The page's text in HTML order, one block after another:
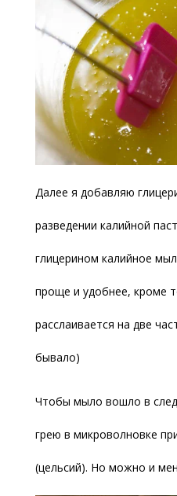
Далее я добавляю
разведении калийной
глицерином калийное
проще и удобнее, кроме
расслаивается на две
бывало)
Чтобы мыло вошло в
грею в микроволновке
(цельсий). Но можно и